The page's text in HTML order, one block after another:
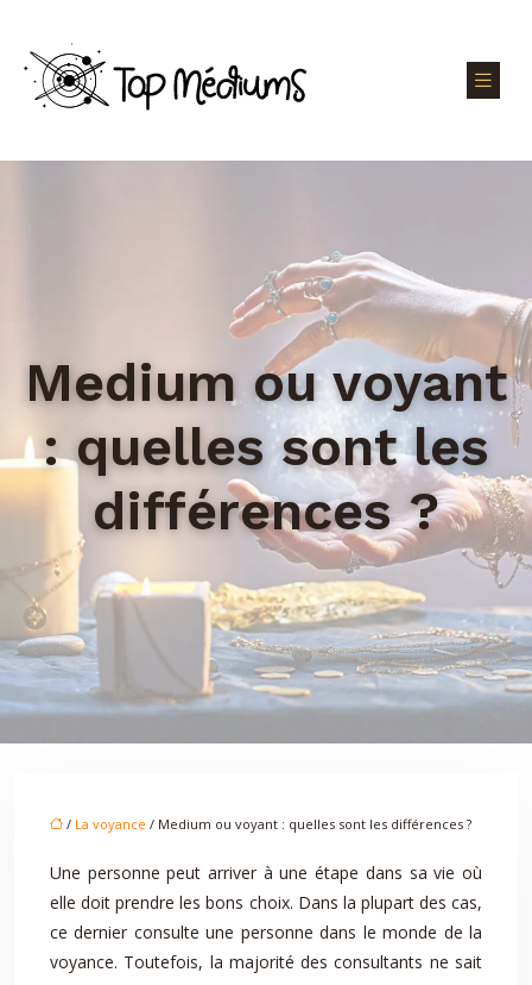
Medium ou voyant
: quelles sont les
différences ?
/ La voyance / Medium ou voyant : quelles sont les différences ?
Une personne peut arriver à une étape dans sa vie où
elle doit prendre les bons choix. Dans la plupart des cas,
ce dernier consulte une personne dans le monde de la
voyance. Toutefois, la majorité des consultants ne sait